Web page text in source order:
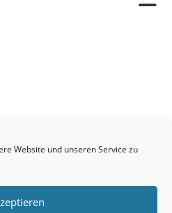
Website und unseren Service zu